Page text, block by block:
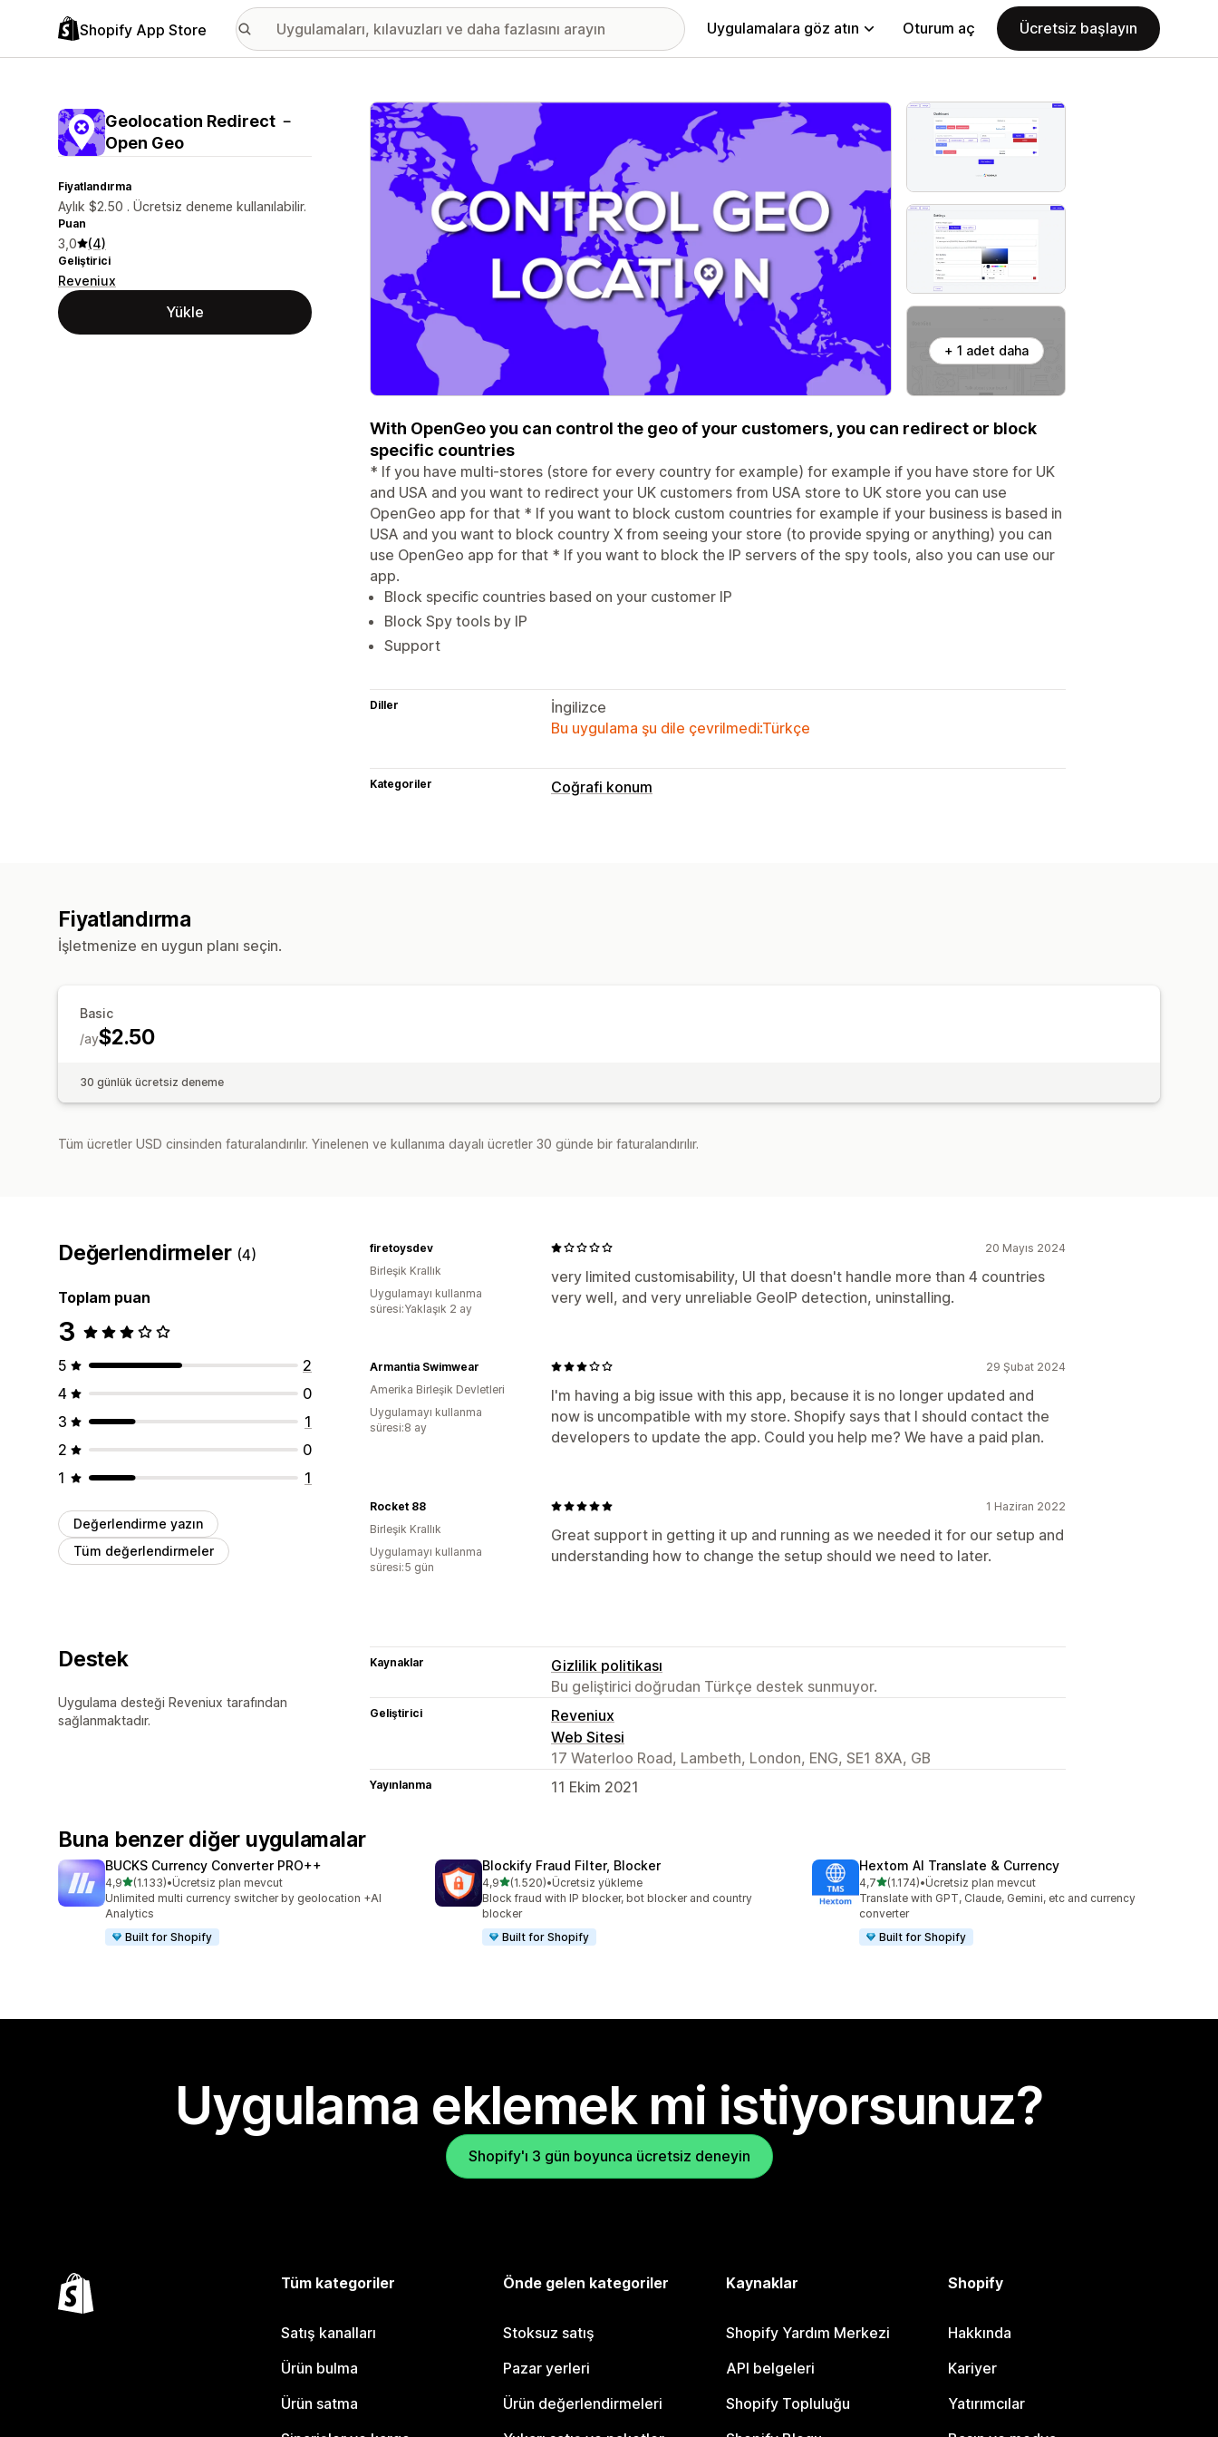
Shopify App Store Uygulamalara göz atın Oturum aç Ücretsiz başlayın
Geolocation Redirect ﹣
Open Geo
Fiyatlandırma
Aylık $2.50 . Ücretsiz deneme kullanılabilir.
Puan
3,0 (4)
Geliştirici
Reveniux
Yükle
Öne çıkan görsel galerisi
+ 1 adet daha
With OpenGeo you can control the geo of your customers, you can redirect or block
specific countries
* If you have multi-stores (store for every country for example) for example if you have store for UK
and USA and you want to redirect your UK customers from USA store to UK store you can use
OpenGeo app for that * If you want to block custom countries for example if your business is based in
USA and you want to block country X from seeing your store (to provide spying or anything) you can
use OpenGeo app for that * If you want to block the IP servers of the spy tools, also you can use our
app.
Block specific countries based on your customer IP
Block Spy tools by IP
Support
Diller
İngilizce
Bu uygulama şu dile çevrilmedi:Türkçe
Kategoriler Coğrafi konum
Fiyatlandırma
İşletmenize en uygun planı seçin.
Basic
$2.50
/ay
30 günlük ücretsiz deneme
Tüm ücretler USD cinsinden faturalandırılır. Yinelenen ve kullanıma dayalı ücretler 30 günde bir faturalandırılır.
Değerlendirmeler (4)
Toplam puan
3
5
2
4
0
3
1
2
0
1
1
Değerlendirme yazın
Tüm değerlendirmeler
20 Mayıs 2024
very limited customisability, UI that doesn't handle more than 4 countries
very well, and very unreliable GeoIP detection, uninstalling.
firetoysdev
Birleşik Krallık
Uygulamayı kullanma
süresi:Yaklaşık 2 ay
29 Şubat 2024
I'm having a big issue with this app, because it is no longer updated and
now is uncompatible with my store. Shopify says that I should contact the
developers to update the app. Could you help me? We have a paid plan.
Armantia Swimwear
Amerika Birleşik Devletleri
Uygulamayı kullanma
süresi:8 ay
1 Haziran 2022
Great support in getting it up and running as we needed it for our setup and
understanding how to change the setup should we need to later.
Rocket 88
Birleşik Krallık
Uygulamayı kullanma
süresi:5 gün
Destek
Uygulama desteği Reveniux tarafından
sağlanmaktadır.
Kaynaklar
Gizlilik politikası
Bu geliştirici doğrudan Türkçe destek sunmuyor.
Geliştirici
Reveniux
Web Sitesi
17 Waterloo Road, Lambeth, London, ENG, SE1 8XA, GB
Yayınlanma 11 Ekim 2021
Buna benzer diğer uygulamalar
BUCKS Currency Converter PRO++
4,95 yıldız üzerinden
(1.133)
toplam 1133 değerlendirme
•Ücretsiz plan mevcut
Unlimited multi currency switcher by geolocation +AI
Analytics
Built for Shopify
Blockify Fraud Filter, Blocker
4,95 yıldız üzerinden
(1.520)
toplam 1520 değerlendirme
•Ücretsiz yükleme
Block fraud with IP blocker, bot blocker and country
blocker
Built for Shopify
Hextom AI Translate & Currency
4,75 yıldız üzerinden
(1.174)
toplam 1174 değerlendirme
•Ücretsiz plan mevcut
Translate with GPT, Claude, Gemini, etc and currency
converter
Built for Shopify
Uygulama eklemek mi istiyorsunuz?
Shopify'ı 3 gün boyunca ücretsiz deneyin
Tüm kategoriler
Satış kanalları
Ürün bulma
Ürün satma
Önde gelen kategoriler
Stoksuz satış
Pazar yerleri
Ürün değerlendirmeleri
Kaynaklar
Shopify Yardım Merkezi
API belgeleri
Shopify Topluluğu
Shopify
Hakkında
Kariyer
Yatırımcılar